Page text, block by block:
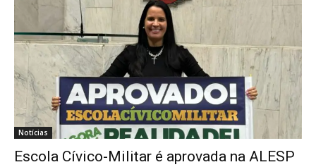
Notícias
Escola Cívico-Militar é aprovada na ALESP